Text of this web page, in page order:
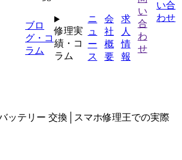
ブロ
グ・コ
ラム
修理実
績・コ
ラム
ニ
ュ
ー
ス
会
社
概
要
求
人
情
報
い
合
わ
せ
い合
わせ
ッテリー 交換│スマホ修理王での実際